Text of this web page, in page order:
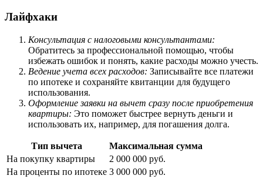
Лайфхаки
Консультация с налоговыми консультантами:
Обратитесь за профессиональной помощью, чтобы
избежать ошибок и понять, какие расходы можно учесть.
Ведение учета всех расходов: Записывайте все платежи
по ипотеке и сохраняйте квитанции для будущего
использования.
Оформление заявки на вычет сразу после приобретения
квартиры: Это поможет быстрее вернуть деньги и
использовать их, например, для погашения долга.
Тип вычета
Максимальная сумма
На покупку квартиры
2 000 000 руб.
На проценты по ипотеке 3 000 000 руб.